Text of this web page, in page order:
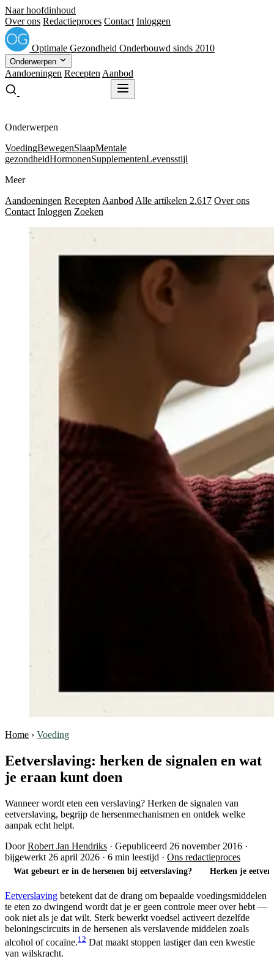
Naar hoofdinhoud
Over ons Redactieproces Contact Inloggen
Optimale Gezondheid Onderbouwd sinds 2010
Onderwerpen
Aandoeningen Recepten Aanbod
Onderwerpen
VoedingBewegenSlaapMentale
gezondheidHormonenSupplementenLevensstijl
Meer
Aandoeningen Recepten Aanbod Alle artikelen 2.617 Over ons
Contact Inloggen Zoeken
Home › Voeding
Eetverslaving: herken de signalen en wat
je eraan kunt doen
Wanneer wordt eten een verslaving? Herken de signalen van
eetverslaving, begrijp de hersenmechanismen en ontdek welke
aanpak echt helpt.
DoorRobert Jan Hendriks · Gepubliceerd 26 november 2016 ·
bijgewerkt 26 april 2026 · 6 min leestijd · Ons redactieproces
Wat gebeurt er in de hersenen bij eetverslaving? Herken je
Eetverslaving betekent dat de drang om bepaalde voedingsmiddelen
te eten zo dwingend wordt dat je er geen controle meer over hebt —
ook niet als je dat wilt. Sterk bewerkt voedsel activeert dezelfde
beloningscircuits in de hersenen als verslavende middelen zoals
alcohol of cocaïne.1 2 Dat maakt stoppen lastiger dan een kwestie
van wilskracht.